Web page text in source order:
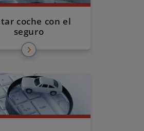
coche con el
seguro